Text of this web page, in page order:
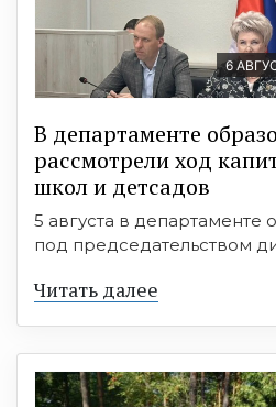
6
В департаменте
рассмотрели ход
школ и детсадов
5 августа в департаменте
под председательством
Читать далее